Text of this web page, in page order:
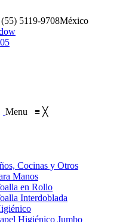
5119-9708México
Menu ≡ ╳
Cocinas y Otros
Manos
en Rollo
Interdoblada
Higiénico Jumbo